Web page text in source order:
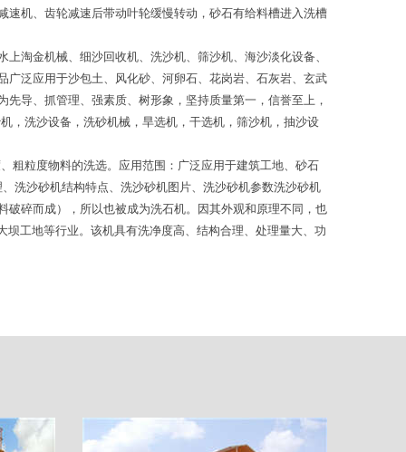
机、齿轮减速后带动叶轮缓慢转动，砂石有给料槽进入洗槽
淘金机械、细沙回收机、洗沙机、筛沙机、海沙淡化设备、
泛应用于沙包土、风化砂、河卵石、花岗岩、石灰岩、玄武
导、抓管理、强素质、树形象，坚持质量第一，信誉至上，
，洗沙设备，洗砂机械，旱选机，干选机，筛沙机，抽沙设
粗粒度物料的洗选。应用范围：广泛应用于建筑工地、砂石
洗沙砂机结构特点、洗沙砂机图片、洗沙砂机参数洗沙砂机
碎而成），所以也被成为洗石机。因其外观和原理不同，也
工地等行业。该机具有洗净度高、结构合理、处理量大、功